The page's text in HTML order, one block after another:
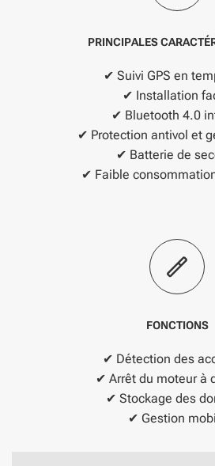
PRINCIPALES
✔ Suivi GPS en
✔ Installation
✔ Bluetooth 4.0
✔ Protection antivol et
✔ Batterie de
✔ Faible
FONCTIONS
✔ Détection des
✔ Arrêt du moteur à
✔ Stockage des
✔ Gestion